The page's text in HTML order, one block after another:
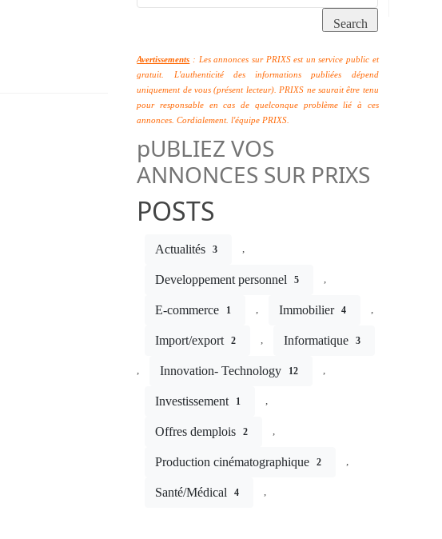
Avertissements : Les annonces sur PRIXS est un service public et
gratuit. L'authenticité des informations publiées dépend
uniquement de vous (présent lecteur). PRIXS ne saurait être tenu
pour responsable en cas de quelconque problème lié à ces
annonces. Cordialement. l'équipe PRIXS.
pUBLIEZ VOS
ANNONCES SUR PRIXS
POSTS
Actualités 3 ,
Developpement personnel 5 ,
E-commerce 1 , Immobilier 4 ,
Import/export 2 , Informatique 3
, Innovation- Technology 12 ,
Investissement 1 ,
Offres demplois 2 ,
Production cinématographique 2 ,
Santé/Médical 4 ,